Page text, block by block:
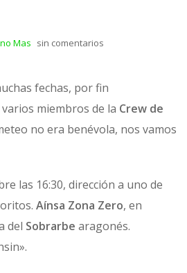
Mas sin comentarios
fechas, por fin
miembros de la Crew de
no era benévola, nos vamos
las 16:30, dirección a uno de
Aínsa Zona Zero, en
del Sobrarbe aragonés.